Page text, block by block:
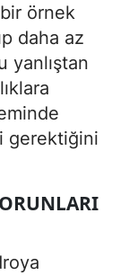
örnek
daha az
yanlıştan
gerektiğini